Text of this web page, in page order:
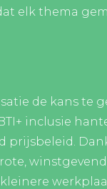
elk thema
de kans te
inclusie
prijsbeleid.